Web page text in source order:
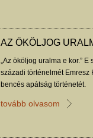
AZ ÖKÖLJOG
„Az ököljog uralma e kor.”
századi történelmét Emresz
bencés apátság történetét.
tovább olvasom